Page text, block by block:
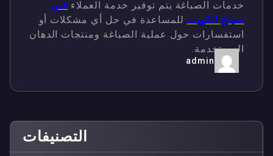
خدمات الصباغة يتم توفير خدمة العملاء فني
صباغ الكويت للمساعدة في حل أي مشكلات أو
استفسارات حول عملية الصباغة ومنتجات الدهان
المستخدمة.
admin
التصنيفات